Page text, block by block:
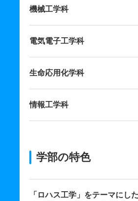
機械工学科
電気電子工学科
生命応用化学科
情報工学科
学部の特色
「ロハス工学」をテーマにし